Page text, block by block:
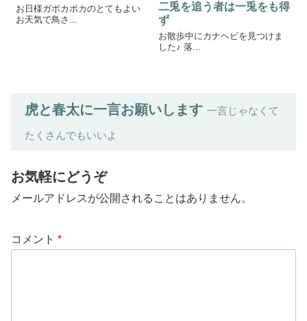
お日様ガポカポカのとてもよい
お天気で鳥さ...
二兎を追う者は一兎をも得
ず
お散歩中にカナヘビを見つけま
した♪ 落...
虎と春太に一言お願いします 一言じゃなくて
たくさんでもいいよ
お気軽にどうぞ
メールアドレスが公開されることはありません。
コメント *